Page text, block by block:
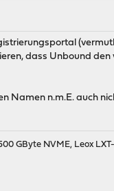
dass Unbound
Namen n.m.E. auch
GByte NVME, Leox